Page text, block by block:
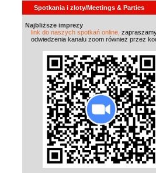
Spotkania i zloty/Meetings & Parties
Najbliższe imprezy
link do naszych spotkań online,
odwiedzenia kanału zoom również przez